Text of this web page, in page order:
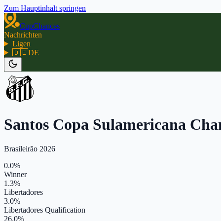
Zum Hauptinhalt springen
CupChances
Nachrichten
Ligen
🇩🇪DE
Santos Copa Sulamericana
Brasileirão 2026
0.0%
Winner
1.3%
Libertadores
3.0%
Libertadores Qualification
26.0%